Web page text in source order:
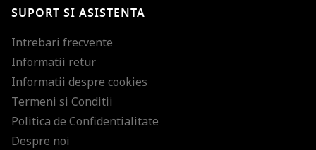
SUPORT SI ASISTENTA
Intrebari frecvente
Informatii retur
Informatii despre cookies
Termeni si Conditii
Politica de Confidentialitate
Despre noi